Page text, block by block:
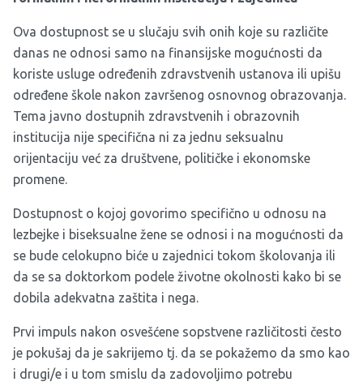
Ova dostupnost se u slučaju svih onih koje su različite
danas ne odnosi samo na finansijske mogućnosti da
koriste usluge određenih zdravstvenih ustanova ili upišu
određene škole nakon završenog osnovnog obrazovanja.
Tema javno dostupnih zdravstvenih i obrazovnih
institucija nije specifična ni za jednu seksualnu
orijentaciju već za društvene, političke i ekonomske
promene.
Dostupnost o kojoj govorimo specifično u odnosu na
lezbejke i biseksualne žene se odnosi i na mogućnosti da
se bude celokupno biće u zajednici tokom školovanja ili
da se sa doktorkom podele životne okolnosti kako bi se
dobila adekvatna zaštita i nega.
Prvi impuls nakon osvešćene sopstvene različitosti često
je pokušaj da je sakrijemo tj. da se pokažemo da smo kao
i drugi/e i u tom smislu da zadovoljimo potrebu